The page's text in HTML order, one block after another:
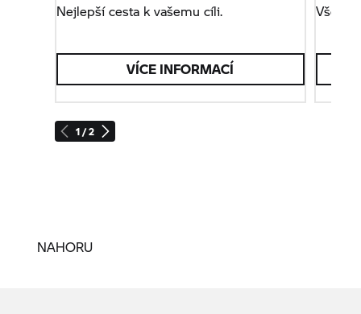
1 / 2
Nejlepší cesta k vašemu cíli.
VÍCE INFORMACÍ
Vše o
NAHORU